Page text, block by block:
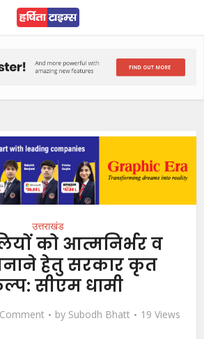
उत्तराखंड
को आत्मनिर्भर व
हेतु सरकार कृत
सीएम धामी
by Subodh Bhatt 19 Views